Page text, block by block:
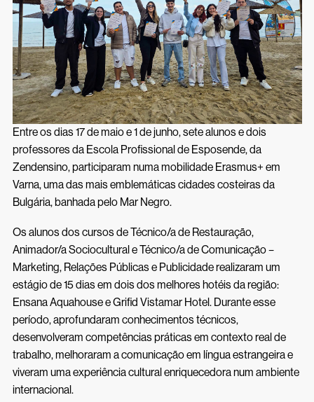
Acessos Inovar
Acesso ao Ensino Superior
Entre os dias 17 de maio e 1 de junho, sete alunos e dois
professores da Escola Profissional de Esposende, da
Zendensino, participaram numa mobilidade Erasmus+ em
Varna, uma das mais emblemáticas cidades costeiras da
Bulgária, banhada pelo Mar Negro.
Os alunos dos cursos de Técnico/a de Restauração,
Animador/a Sociocultural e Técnico/a de Comunicação –
Marketing, Relações Públicas e Publicidade realizaram um
estágio de 15 dias em dois dos melhores hotéis da região:
Ensana Aquahouse e Grifid Vistamar Hotel. Durante esse
período, aprofundaram conhecimentos técnicos,
desenvolveram competências práticas em contexto real de
trabalho, melhoraram a comunicação em língua estrangeira e
viveram uma experiência cultural enriquecedora num ambiente
internacional.